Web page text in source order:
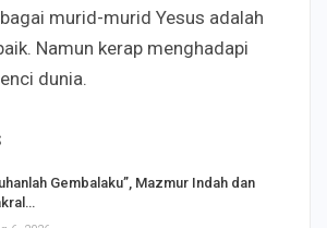
murid-murid Yesus adalah
Namun kerap menghadapi
dunia.
Gembalaku”, Mazmur Indah dan